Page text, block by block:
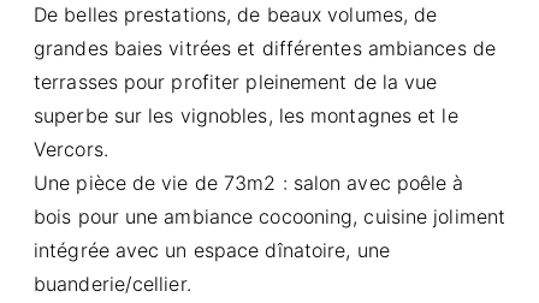
De belles prestations, de beaux volumes, de
grandes baies vitrées et différentes ambiances de
terrasses pour profiter pleinement de la vue
superbe sur les vignobles, les montagnes et le
Vercors.
Une pièce de vie de 73m2 : salon avec poêle à
bois pour une ambiance cocooning, cuisine joliment
intégrée avec un espace dînatoire, une
buanderie/cellier.